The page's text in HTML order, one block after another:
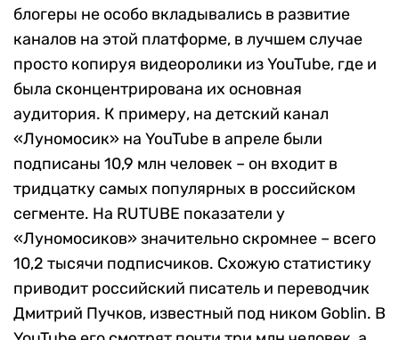
блогеры не особо вкладывались в развитие
каналов на этой платформе, в лучшем случае
просто копируя видеоролики из YouTube, где и
была сконцентрирована их основная
аудитория. К примеру, на детский канал
«Луномосик» на YouTube в апреле были
подписаны 10,9 млн человек – он входит в
тридцатку самых популярных в российском
сегменте. На RUTUBE показатели у
«Луномосиков» значительно скромнее – всего
10,2 тысячи подписчиков. Схожую статистику
приводит российский писатель и переводчик
Дмитрий Пучков, известный под ником Goblin. В